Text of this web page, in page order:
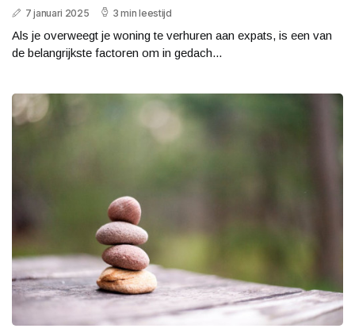
7 januari 2025 3 min leestijd
Als je overweegt je woning te verhuren aan expats, is een van
de belangrijkste factoren om in gedach...